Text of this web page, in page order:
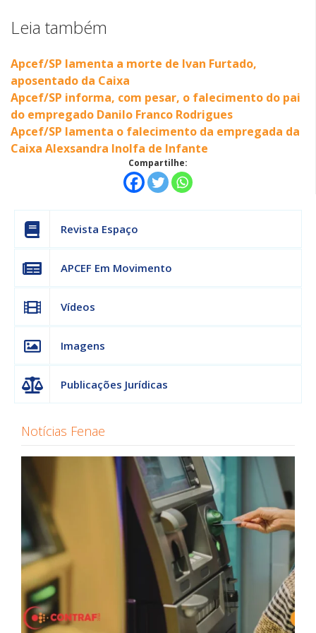
Leia também
Apcef/SP lamenta a morte de Ivan Furtado,
aposentado da Caixa
Apcef/SP informa, com pesar, o falecimento do pai
do empregado Danilo Franco Rodrigues
Apcef/SP lamenta o falecimento da empregada da
Caixa Alexsandra Inolfa de Infante
Compartilhe:
Revista Espaço
APCEF Em Movimento
Vídeos
Imagens
Publicações Jurídicas
Notícias Fenae